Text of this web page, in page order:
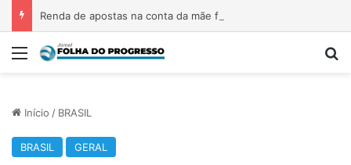
Menu
Início / BRASIL
BRASIL GERAL